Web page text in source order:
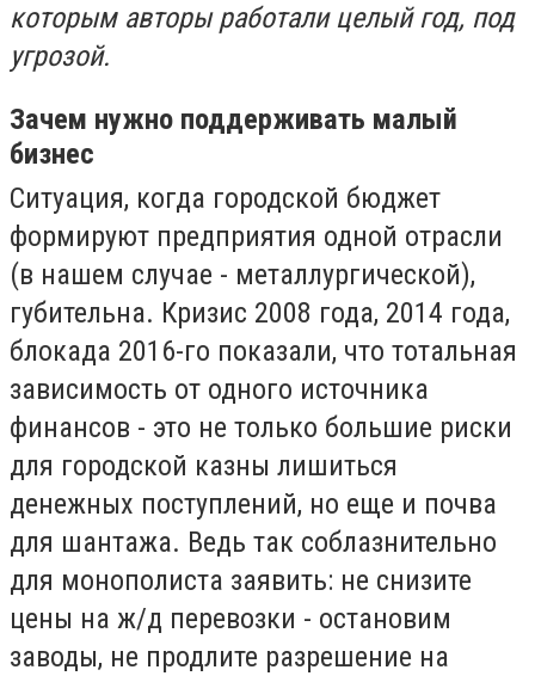
которым авторы работали целый год, под
угрозой.
Зачем нужно поддерживать малый
бизнес
Ситуация, когда городской бюджет
формируют предприятия одной отрасли
(в нашем случае - металлургической),
губительна. Кризис 2008 года, 2014 года,
блокада 2016-го показали, что тотальная
зависимость от одного источника
финансов - это не только большие риски
для городской казны лишиться
денежных поступлений, но еще и почва
для шантажа. Ведь так соблазнительно
для монополиста заявить: не снизите
цены на ж/д перевозки - остановим
заводы, не продлите разрешение на